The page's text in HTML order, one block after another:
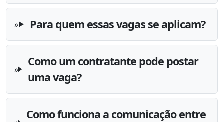
Para quem essas vagas se aplicam?
Como um contratante pode postar
uma vaga?
Como funciona a comunicação entre